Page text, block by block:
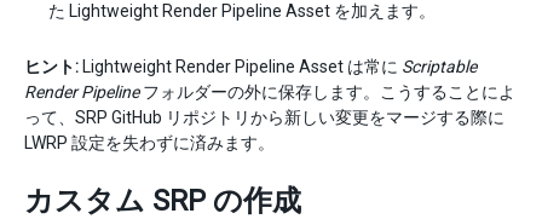
た Lightweight Render Pipeline Asset を加えます。
ヒント: Lightweight Render Pipeline Asset は常に Scriptable
Render Pipelineフォルダーの外に保存します。こうすることによ
って、SRP GitHub リポジトリから新しい変更をマージする際に
LWRP 設定を失わずに済みます。
カスタム SRP の作成